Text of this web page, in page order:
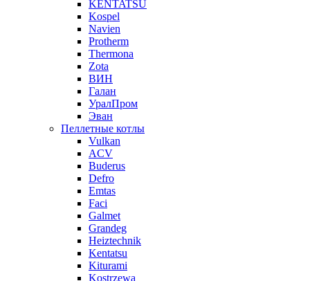
KENTATSU
Kospel
Navien
Protherm
Thermona
Zota
ВИН
Галан
УралПром
Эван
Пеллетные котлы
Vulkan
ACV
Buderus
Defro
Emtas
Faci
Galmet
Grandeg
Heiztechnik
Kentatsu
Kiturami
Kostrzewa